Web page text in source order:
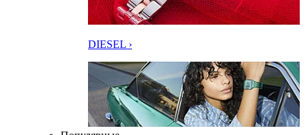
DIESEL ›